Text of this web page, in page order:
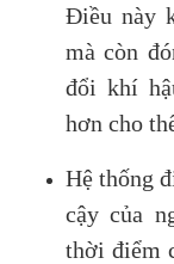
Điều này
mà còn
đổi khí
hơn cho
Hệ thống
cậy của
thời điểm